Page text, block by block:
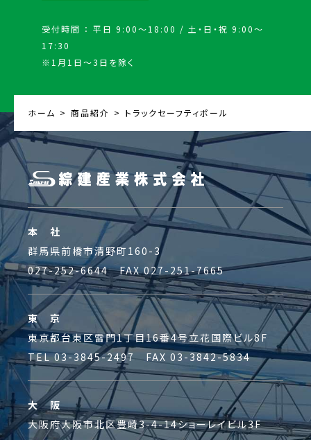
受付時間 ： 平日 9:00〜18:00 / 土・日・祝 9:00〜
17:30
※1月1日〜3日を除く
ホーム 商品紹介 トラックセーフティポール
本 社
群馬県前橋市清野町160-3
027-252-6644 FAX 027-251-7665
東 京
東京都台東区雷門1丁目16番4号立花国際ビル8F
TEL 03-3845-2497 FAX 03-3842-5834
大 阪
大阪府大阪市北区豊崎3-4-14ショーレイビル3F